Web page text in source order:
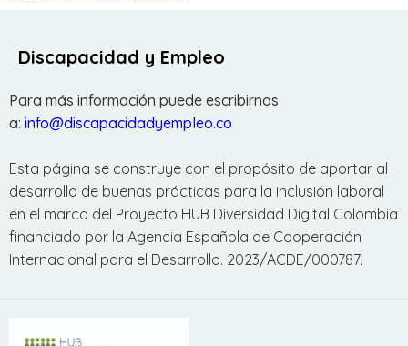
Discapacidad y Empleo
Para más información puede escribirnos
a: info@discapacidadyempleo.co
Esta página se construye con el propósito de aportar al
desarrollo de buenas prácticas para la inclusión laboral
en el marco del Proyecto HUB Diversidad Digital Colombia
financiado por la Agencia Española de Cooperación
Internacional para el Desarrollo. 2023/ACDE/000787.